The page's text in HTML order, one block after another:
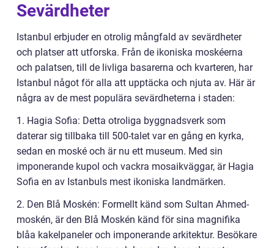
Sevärdheter
Istanbul erbjuder en otrolig mångfald av sevärdheter
och platser att utforska. Från de ikoniska moskéerna
och palatsen, till de livliga basarerna och kvarteren, har
Istanbul något för alla att upptäcka och njuta av. Här är
några av de mest populära sevärdheterna i staden:
1. Hagia Sofia: Detta otroliga byggnadsverk som
daterar sig tillbaka till 500-talet var en gång en kyrka,
sedan en moské och är nu ett museum. Med sin
imponerande kupol och vackra mosaikväggar, är Hagia
Sofia en av Istanbuls mest ikoniska landmärken.
2. Den Blå Moskén: Formellt känd som Sultan Ahmed-
moskén, är den Blå Moskén känd för sina magnifika
blåa kakelpaneler och imponerande arkitektur. Besökare